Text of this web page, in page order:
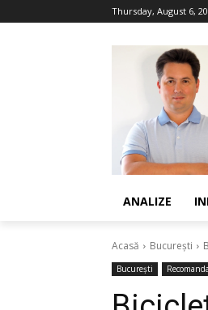
Thursday, August 6,
ANALIZE
Acasă București
București